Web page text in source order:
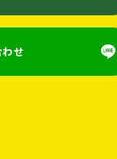
せ